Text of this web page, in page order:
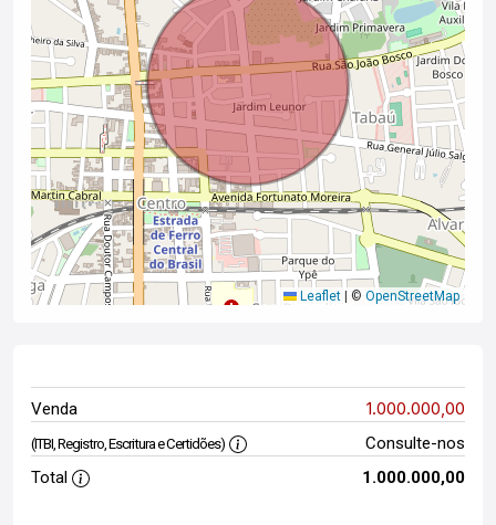
Leaflet © OpenStreetMap
Venda 1.000.000,00
(ITBI, Registro, Escritura e Certidões)
Consulte-nos
Total
1.000.000,00